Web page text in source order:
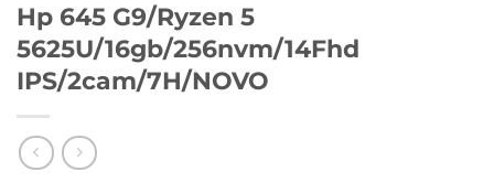
Hp 645 G9/Ryzen 5
5625U/16gb/256nvm/14Fhd
IPS/2cam/7H/NOVO